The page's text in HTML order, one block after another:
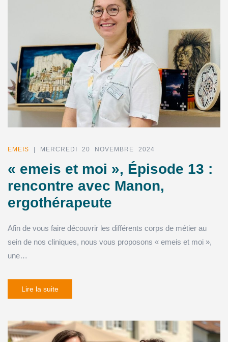
EMEIS | MERCREDI 20 NOVEMBRE 2024
« emeis et moi », Épisode 13 :
rencontre avec Manon,
ergothérapeute
Afin de vous faire découvrir les différents corps de métier au
sein de nos cliniques, nous vous proposons « emeis et moi »,
une…
Lire la suite